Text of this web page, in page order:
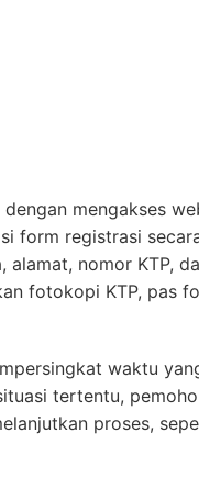
mengakses
form registrasi
nomor KTP,
fotokopi KTP, pas
waktu
tertentu,
proses,